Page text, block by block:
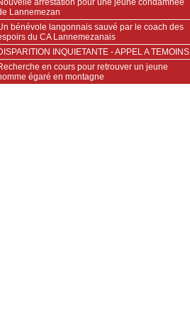
Lannemezan
bénévole langonnais sauvé par le coach des
du CA Lannemezanais
INQUIETANTE - APPEL A TEMOINS
en cours pour retrouver un jeune
égaré en montagne